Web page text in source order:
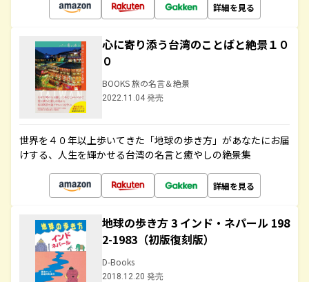
詳細を見る
心に寄り添う台湾のことばと絶景１０
０
BOOKS 旅の名言＆絶景
2022.11.04 発売
世界を４０年以上歩いてきた「地球の歩き方」があなたにお届
けする、人生を輝かせる台湾の名言と癒やしの絶景集
詳細を見る
地球の歩き方 3 インド・ネパール 198
2-1983（初版復刻版）
D-Books
2018.12.20 発売